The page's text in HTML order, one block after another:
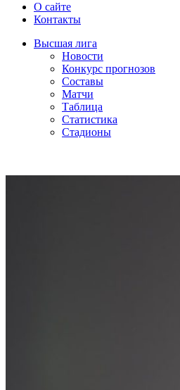
О сайте
Контакты
Высшая лига
Новости
Конкурс прогнозов
Составы
Матчи
Таблица
Статистика
Стадионы